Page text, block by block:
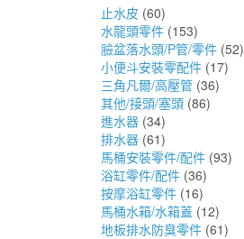
止水皮 (60)
水龍頭零件 (153)
臉盆落水頭/P管/零件 (52)
小便斗安裝零配件 (17)
三角凡爾/高壓管 (36)
其他/接頭/塞頭 (86)
進水器 (34)
排水器 (61)
馬桶安裝零件/配件 (93)
浴缸零件/配件 (36)
按摩浴缸零件 (16)
馬桶水箱/水箱蓋 (12)
地板排水防臭零件 (61)